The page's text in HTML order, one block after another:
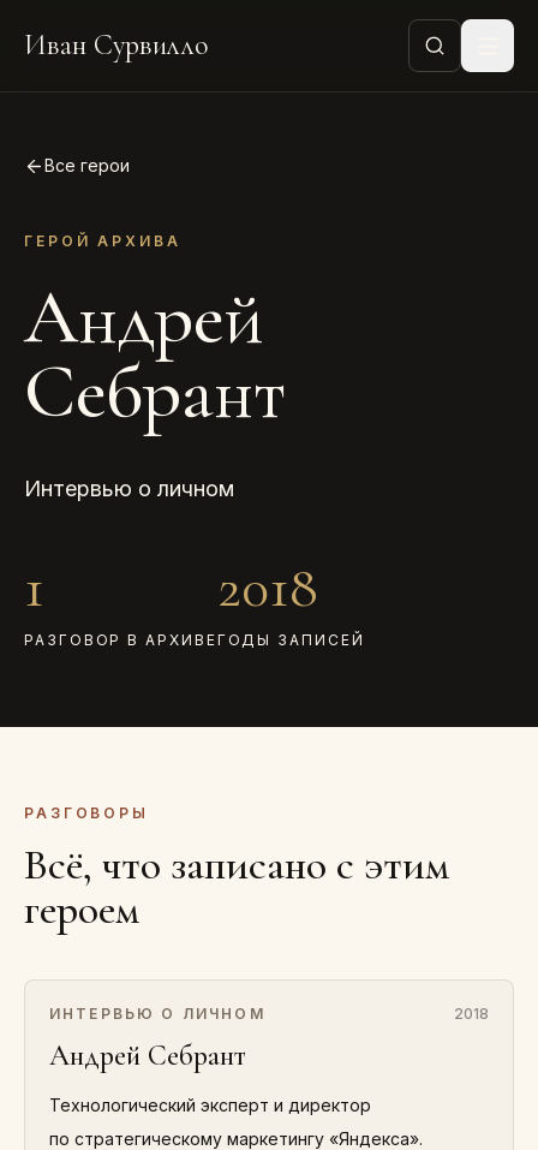
Иван Сурвилло
Все герои
ГЕРОЙ АРХИВА
Андрей
Себрант
Интервью о личном
1
РАЗГОВОР В АРХИВЕ
2018
ГОДЫ ЗАПИСЕЙ
РАЗГОВОРЫ
Всё, что записано с этим
героем
ИНТЕРВЬЮ О ЛИЧНОМ 2018
Андрей Себрант
Технологический эксперт и директор
по стратегическому маркетингу «Яндекса».